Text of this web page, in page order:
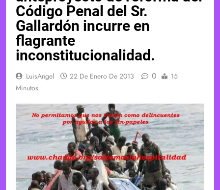
Código Penal del Sr.
Gallardón incurre en
flagrante
inconstitucionalidad.
LuisAngel 22 De Enero De 2013 0
15
Minutos